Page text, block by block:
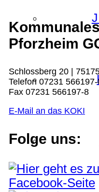
Pforzheim
Schlossberg 20 |
Telefon 07231
Fax 07231 566197-8
E-Mail an das KOKI
Folge uns: